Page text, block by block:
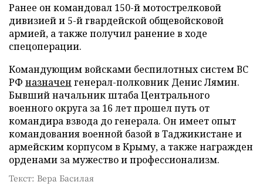
Ранее он командовал 150-й мотострелковой
дивизией и 5-й гвардейской общевойсковой
армией, а также получил ранение в ходе
спецоперации.
Командующим войсками беспилотных систем ВС
РФ назначен генерал-полковник Денис Лямин.
Бывший начальник штаба Центрального
военного округа за 16 лет прошел путь от
командира взвода до генерала. Он имеет опыт
командования военной базой в Таджикистане и
армейским корпусом в Крыму, а также награжден
орденами за мужество и профессионализм.
Текст: Вера Басилая